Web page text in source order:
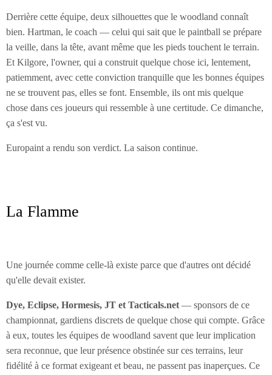
Derrière cette équipe, deux silhouettes que le woodland connaît
bien. Hartman, le coach — celui qui sait que le paintball se prépare
la veille, dans la tête, avant même que les pieds touchent le terrain.
Et Kilgore, l'owner, qui a construit quelque chose ici, lentement,
patiemment, avec cette conviction tranquille que les bonnes équipes
ne se trouvent pas, elles se font. Ensemble, ils ont mis quelque
chose dans ces joueurs qui ressemble à une certitude. Ce dimanche,
ça s'est vu.
Europaint a rendu son verdict. La saison continue.
La Flamme
Une journée comme celle-là existe parce que d'autres ont décidé
qu'elle devait exister.
Dye, Eclipse, Hormesis, JT et Tacticals.net— sponsors de ce
championnat, gardiens discrets de quelque chose qui compte. Grâce
à eux, toutes les équipes de woodland savent que leur implication
sera reconnue, que leur présence obstinée sur ces terrains, leur
fidélité à ce format exigeant et beau, ne passent pas inaperçues. Ce